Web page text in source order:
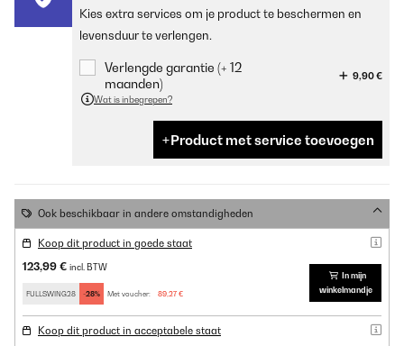
Kies extra services om je product te beschermen en
levensduur te verlengen.
Verlengde garantie (+ 12
maanden)
9,90 €
Wat is inbegrepen?
Product met service toevoegen
Ook beschikbaar in andere omstandigheden
Koop dit product in goede staat
123,99 € incl. BTW
FULLSWING28 -28% Met voucher: 89,27 €
In mijn
winkelmandje
Koop dit product in acceptabele staat